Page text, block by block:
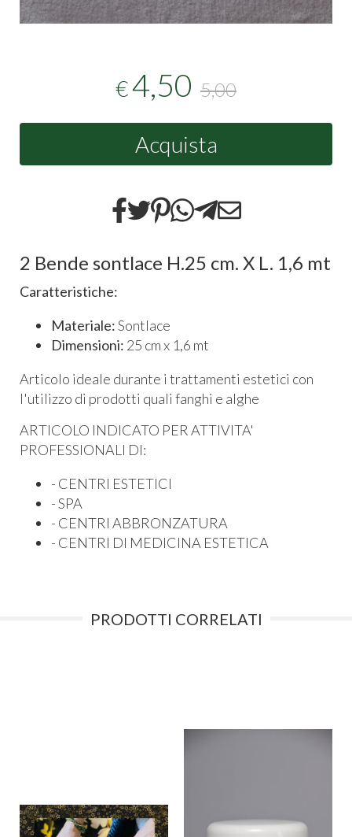
€4,50 5,00
Acquista
2 Bende sontlace H.25 cm. X L. 1,6 mt
Caratteristiche:
Materiale:Sontlace
Dimensioni: 25 cm x 1,6 mt
Articolo ideale durante i trattamenti estetici con
l'utilizzo di prodotti quali fanghi e alghe
ARTICOLO INDICATO PER ATTIVITA'
PROFESSIONALI DI:
- CENTRI ESTETICI
- SPA
- CENTRI ABBRONZATURA
- CENTRI DI MEDICINA ESTETICA
PRODOTTI CORRELATI